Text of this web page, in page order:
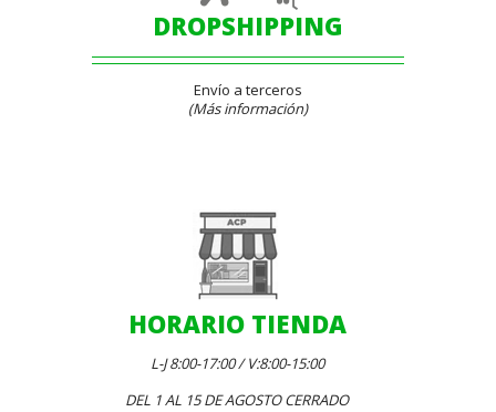
DROPSHIPPING
Envío a terceros
(Más información)
HORARIO TIENDA
L-J 8:00-17:00 / V:8:00-15:00
DEL 1 AL 15 DE AGOSTO CERRADO